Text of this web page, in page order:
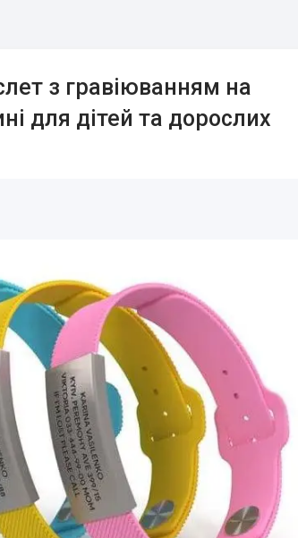
з гравіюванням на
для дітей та дорослих